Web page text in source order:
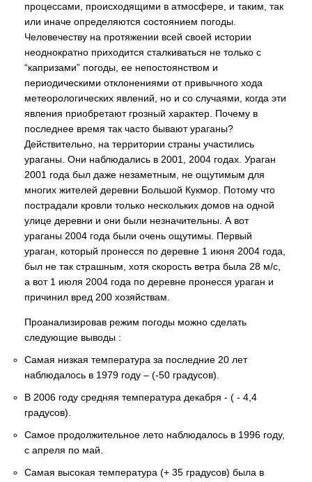
процессами, происходящими в атмосфере, и таким, так
или иначе определяются состоянием погоды.
Человечеству на протяжении всей своей истории
неоднократно приходится сталкиваться не только с
“капризами” погоды, ее непостоянством и
периодическими отклонениями от привычного хода
метеорологических явлений, но и со случаями, когда эти
явления приобретают грозный характер. Почему в
последнее время так часто бывают ураганы?
Действительно, на территории страны участились
ураганы. Они наблюдались в 2001, 2004 годах. Ураган
2001 года был даже незаметным, не ощутимым для
многих жителей деревни Большой Кукмор. Потому что
пострадали кровли только нескольких домов на одной
улице деревни и они были незначительны. А вот
ураганы 2004 года были очень ощутимы. Первый
ураган, который пронесся по деревне 1 июня 2004 года,
был не так страшным, хотя скорость ветра была 28 м/с,
а вот 1 июля 2004 года по деревне пронесся ураган и
причинил вред 200 хозяйствам.
Проанализировав режим погоды можно сделать
следующие выводы :
Самая низкая температура за последние 20 лет
наблюдалось в 1979 году – (-50 градусов).
В 2006 году средняя температура декабря - ( - 4,4
градусов).
Самое продолжительное лето наблюдалось в 1996 году,
с апреля по май.
Самая высокая температура (+ 35 градусов) была в